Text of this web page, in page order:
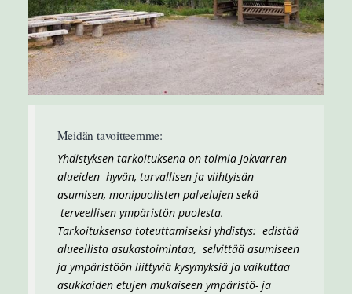
Meidän tavoitteemme:
Yhdistyksen tarkoituksena on toimia Jokvarren
alueiden hyvän, turvallisen ja viihtyisän
asumisen, monipuolisten palvelujen sekä
terveellisen ympäristön puolesta.
Tarkoituksensa toteuttamiseksi yhdistys: edistää
alueellista asukastoimintaa, selvittää asumiseen
ja ympäristöön liittyviä kysymyksiä ja vaikuttaa
asukkaiden etujen mukaiseen ympäristö- ja